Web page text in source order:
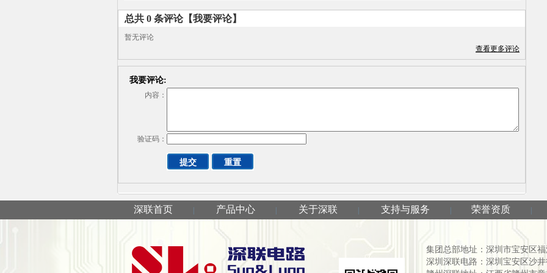
要你！
义
总共 0 条评论【我要评论】
暂无评论
查看更多评论
我要评论:
内容：
验证码：
深联首页 产品中心 关于深联 支持与服务 荣誉资质
集团总部地址：深圳市宝安区
深圳深联电路：深圳宝安区沙